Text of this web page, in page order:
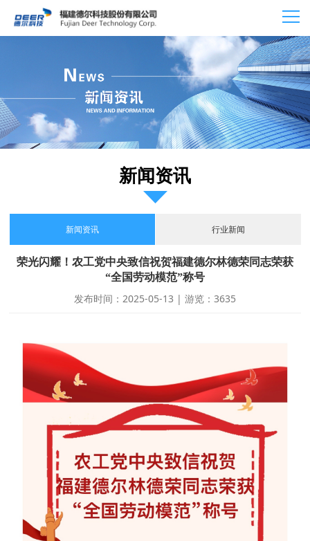
新闻资讯
新闻资讯 行业新闻
荣光闪耀！农工党中央致信祝贺福建德尔林德荣同志荣获
“全国劳动模范”称号
发布时间：2025-05-13 | 游览：3635